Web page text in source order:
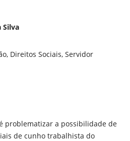
Silva
Direitos Sociais, Servidor
problematizar a possibilidade de
de cunho trabalhista do